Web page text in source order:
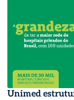
Unimed